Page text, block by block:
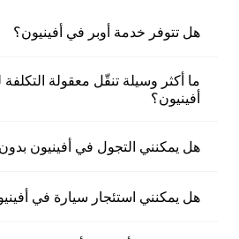
هل تتوفر خدمة أوبر في أفينيون؟
ما أكثر وسيلة تنقّل معقولة
أفينيون؟
هل يمكنني التجول في أفينيون
هل يمكنني استئجار سيارة في